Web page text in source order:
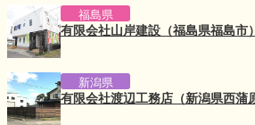
福島県
有限会社山岸建設（福島県福島市）
新潟県
有限会社渡辺工務店（新潟県西蒲